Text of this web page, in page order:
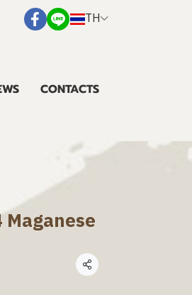
TH
CONTACTS
แชร์